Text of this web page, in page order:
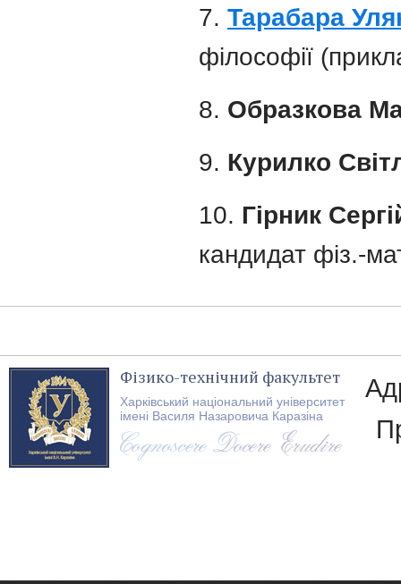
7. Тарабара
філософії
8. Образкова
9. Курилко
10. Гірник
кандидат фіз.-
Фізико-технічний факультет
Харківський національний університет
імені Василя Назаровича Каразіна